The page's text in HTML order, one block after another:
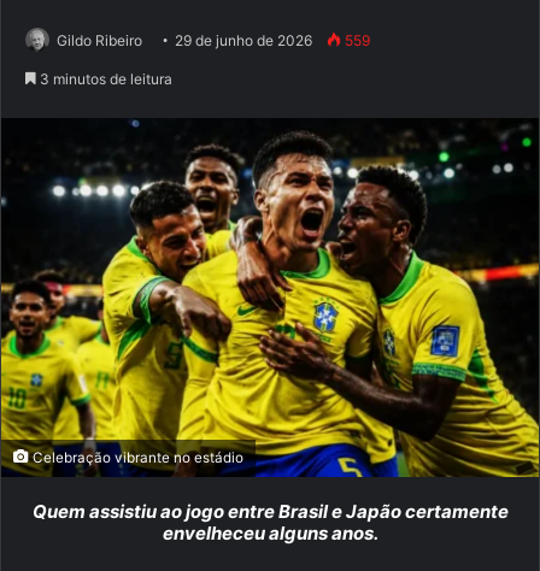
Gildo Ribeiro 29 de junho de 2026 559
3 minutos de leitura
Celebração vibrante no estádio
Quem assistiu ao jogo entre Brasil e Japão certamente
envelheceu alguns anos.